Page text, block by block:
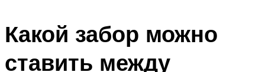
Какой забор можно
ставить между